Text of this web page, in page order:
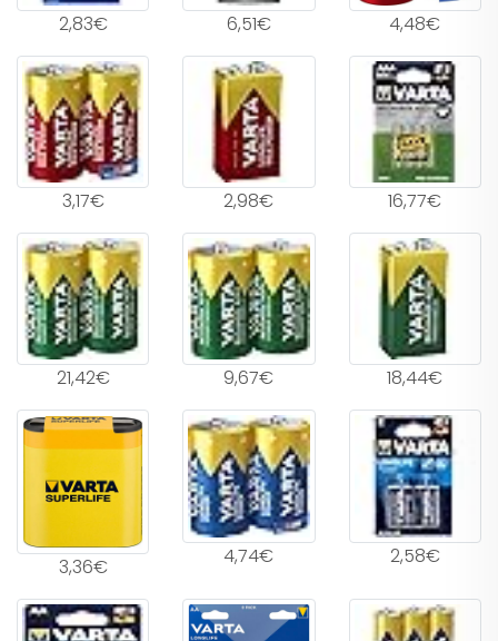
2,83€ 6,51€ 4,48€
3,17€ 2,98€ 16,77€
21,42€ 9,67€ 18,44€
3,36€ 4,74€ 2,58€